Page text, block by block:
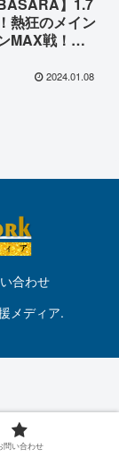
熱狂のメイン
MAX戦！藤
BASARAは47
2024.01.08
合わせ
メディア.
問い合わせ